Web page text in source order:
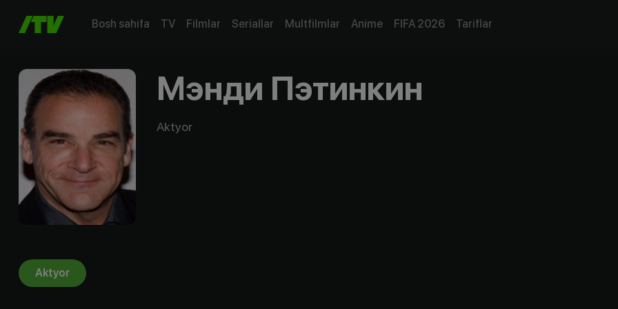
Bosh sahifa TV Filmlar Seriallar Multfilmlar Anime FIFA 2026 Tariflar
Мэнди Пэтинкин
Aktyor
Aktyor